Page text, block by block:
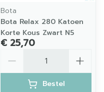
Bota
Bota Relax 280 Katoen
Korte Kous Zwart N5
€ 25,70
Bestel